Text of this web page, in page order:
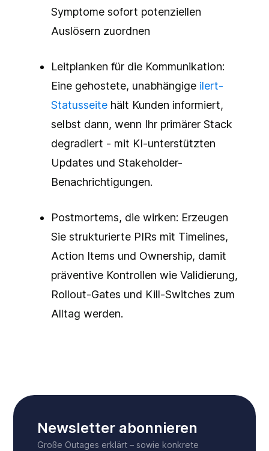
Symptome sofort potenziellen
Auslösern zuordnen
Leitplanken für die Kommunikation:
Eine gehostete, unabhängige ilert-
Statusseite hält Kunden informiert,
selbst dann, wenn Ihr primärer Stack
degradiert - mit KI-unterstützten
Updates und Stakeholder-
Benachrichtigungen.
Postmortems, die wirken: Erzeugen
Sie strukturierte PIRs mit Timelines,
Action Items und Ownership, damit
präventive Kontrollen wie Validierung,
Rollout-Gates und Kill-Switches zum
Alltag werden.
Newsletter abonnieren
Große Outages erklärt – sowie konkrete